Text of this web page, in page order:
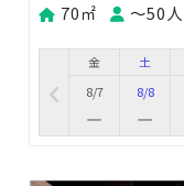
70㎡
〜50人
金
8/7
土
8/8